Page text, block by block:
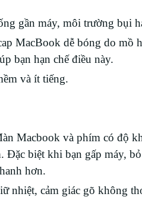
gần máy, môi trường bụi
MacBook dễ bóng do mồ
bạn hạn chế điều này.
và ít tiếng.
Macbook và phím có độ
biệt khi bạn gấp máy,
hơn.
nhiệt, cảm giác gõ không